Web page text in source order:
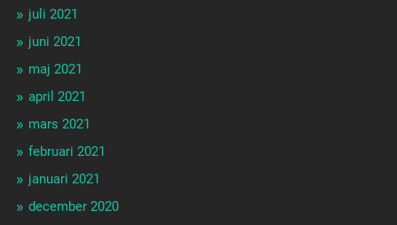
juli 2021
juni 2021
maj 2021
april 2021
mars 2021
februari 2021
januari 2021
december 2020